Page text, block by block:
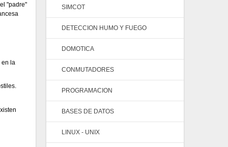
"padre"
en la
SIMCOT
DETECCION HUMO Y FUEGO
DOMOTICA
CONMUTADORES
PROGRAMACION
BASES DE DATOS
LINUX - UNIX